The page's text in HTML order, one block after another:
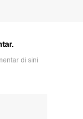
di sini